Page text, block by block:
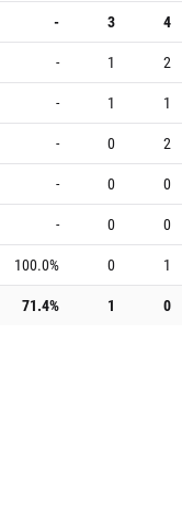
- 3 4
- 1 2
- 1 1
- 0 2
- 0 0
- 0 0
100.0% 0 1
71.4% 1 0